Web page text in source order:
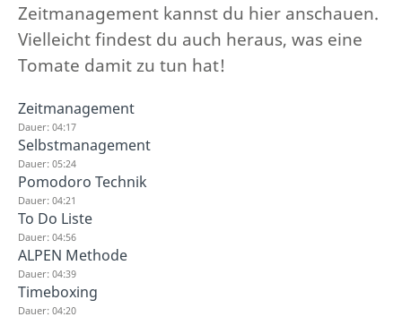
Zeitmanagement kannst du hier anschauen.
Vielleicht findest du auch heraus, was eine
Tomate damit zu tun hat!
Zeitmanagement
Dauer: 04:17
Selbstmanagement
Dauer: 05:24
Pomodoro Technik
Dauer: 04:21
To Do Liste
Dauer: 04:56
ALPEN Methode
Dauer: 04:39
Timeboxing
Dauer: 04:20